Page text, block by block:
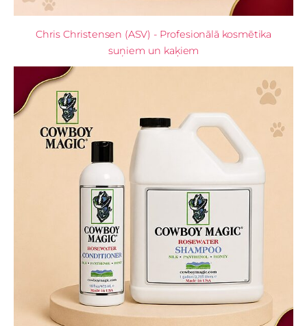
Chris Christensen (ASV) - Profesionālā kosmētika
suņiem un kaķiem